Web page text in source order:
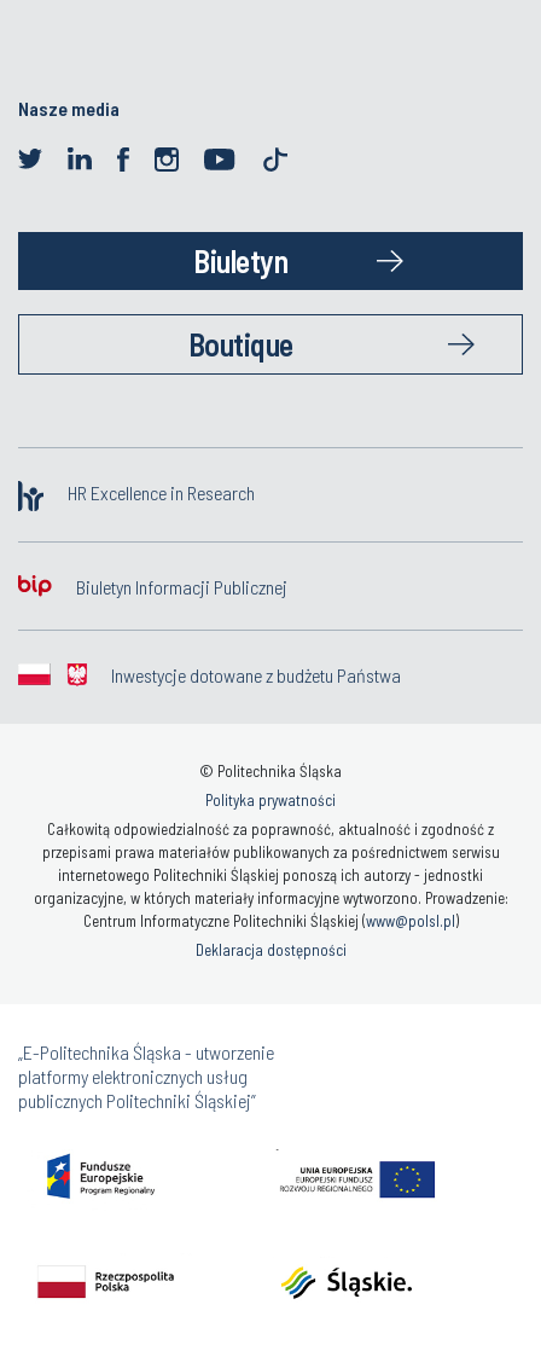
Nasze media
Biuletyn
Boutique
HR Excellence in Research
Biuletyn Informacji Publicznej
Inwestycje dotowane z budżetu Państwa
© Politechnika Śląska
Polityka prywatności
Całkowitą odpowiedzialność za poprawność, aktualność i zgodność z
przepisami prawa materiałów publikowanych za pośrednictwem serwisu
internetowego Politechniki Śląskiej ponoszą ich autorzy - jednostki
organizacyjne, w których materiały informacyjne wytworzono. Prowadzenie:
Centrum Informatyczne Politechniki Śląskiej (www@polsl.pl)
Deklaracja dostępności
„E-Politechnika Śląska - utworzenie
platformy elektronicznych usług
publicznych Politechniki Śląskiej”